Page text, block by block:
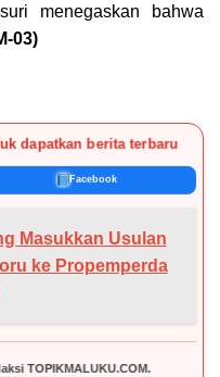
menegaskan bahwa
03)
dapatkan berita terbaru
Facebook
Masukkan Usulan
ke Propemperda